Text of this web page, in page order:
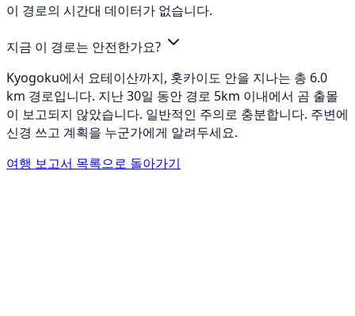
이 경로의 시간대 데이터가 없습니다.
지금 이 경로는 안전한가요?
Kyogoku에서 요테이산까지, 홋카이도 안을 지나는 총 6.0
km 경로입니다. 지난 30일 동안 경로 5km 이내에서 곰 출몰
이 보고되지 않았습니다. 일반적인 주의로 충분합니다. 주변에
신경 쓰고 계획을 누군가에게 알려두세요.
여행 보고서 목록으로 돌아가기